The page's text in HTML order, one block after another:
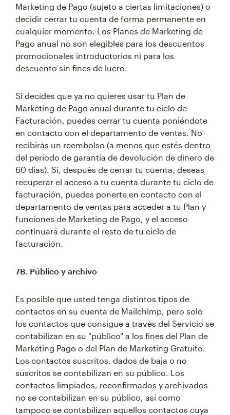
Marketing de Pago (sujeto a ciertas limitaciones) o
decidir cerrar tu cuenta de forma permanente en
cualquier momento. Los Planes de Marketing de
Pago anual no son elegibles para los descuentos
promocionales introductorios ni para los
descuento sin fines de lucro.
Si decides que ya no quieres usar tu Plan de
Marketing de Pago anual durante tu ciclo de
Facturación, puedes cerrar tu cuenta poniéndote
en contacto con el departamento de ventas. No
recibirás un reembolso (a menos que estés dentro
del periodo de garantía de devolución de dinero de
60 días). Si, después de cerrar tu cuenta, deseas
recuperar el acceso a tu cuenta durante tu ciclo de
facturación, puedes ponerte en contacto con el
departamento de ventas para acceder a tu Plan y
funciones de Marketing de Pago, y el acceso
continuará durante el resto de tu ciclo de
facturación.
7B. Público y archivo
Es posible que usted tenga distintos tipos de
contactos en su cuenta de Mailchimp, pero solo
los contactos que consigue a través del Servicio se
contabilizan en su "público" a los fines del Plan de
Marketing Pago o del Plan de Marketing Gratuito.
Los contactos suscritos, dados de baja o no
suscritos se contabilizan en su público. Los
contactos limpiados, reconfirmados y archivados
no se contabilizan en su público, así como
tampoco se contabilizan aquellos contactos cuya